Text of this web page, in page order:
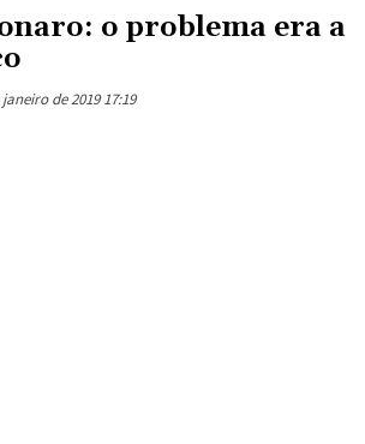
o problema era a
de 2019 17:19